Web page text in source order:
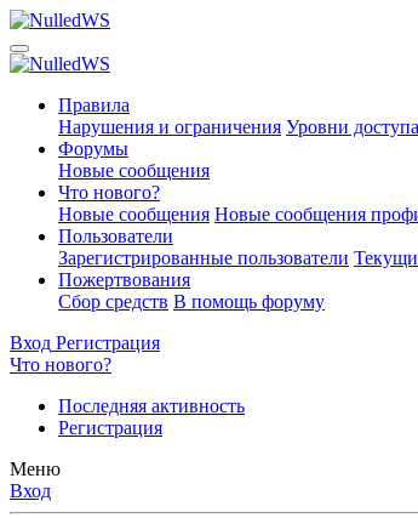
Правила
Нарушения и ограничения Уровни доступа
Форумы
Новые сообщения
Что нового?
Новые сообщения Новые сообщения
Пользователи
Зарегистрированные пользователи
Пожертвования
Сбор средств В помощь форуму
Вход Регистрация
Что нового?
Последняя активность
Регистрация
Меню
Вход